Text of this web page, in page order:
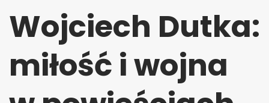
Wojciech Dutka:
miłość i wojna